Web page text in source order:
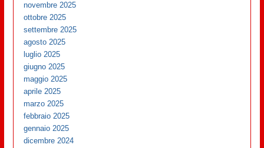
novembre 2025
ottobre 2025
settembre 2025
agosto 2025
luglio 2025
giugno 2025
maggio 2025
aprile 2025
marzo 2025
febbraio 2025
gennaio 2025
dicembre 2024